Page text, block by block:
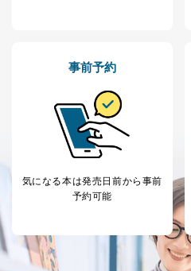
事前予約
気になる本は発売日前から事前
予約可能